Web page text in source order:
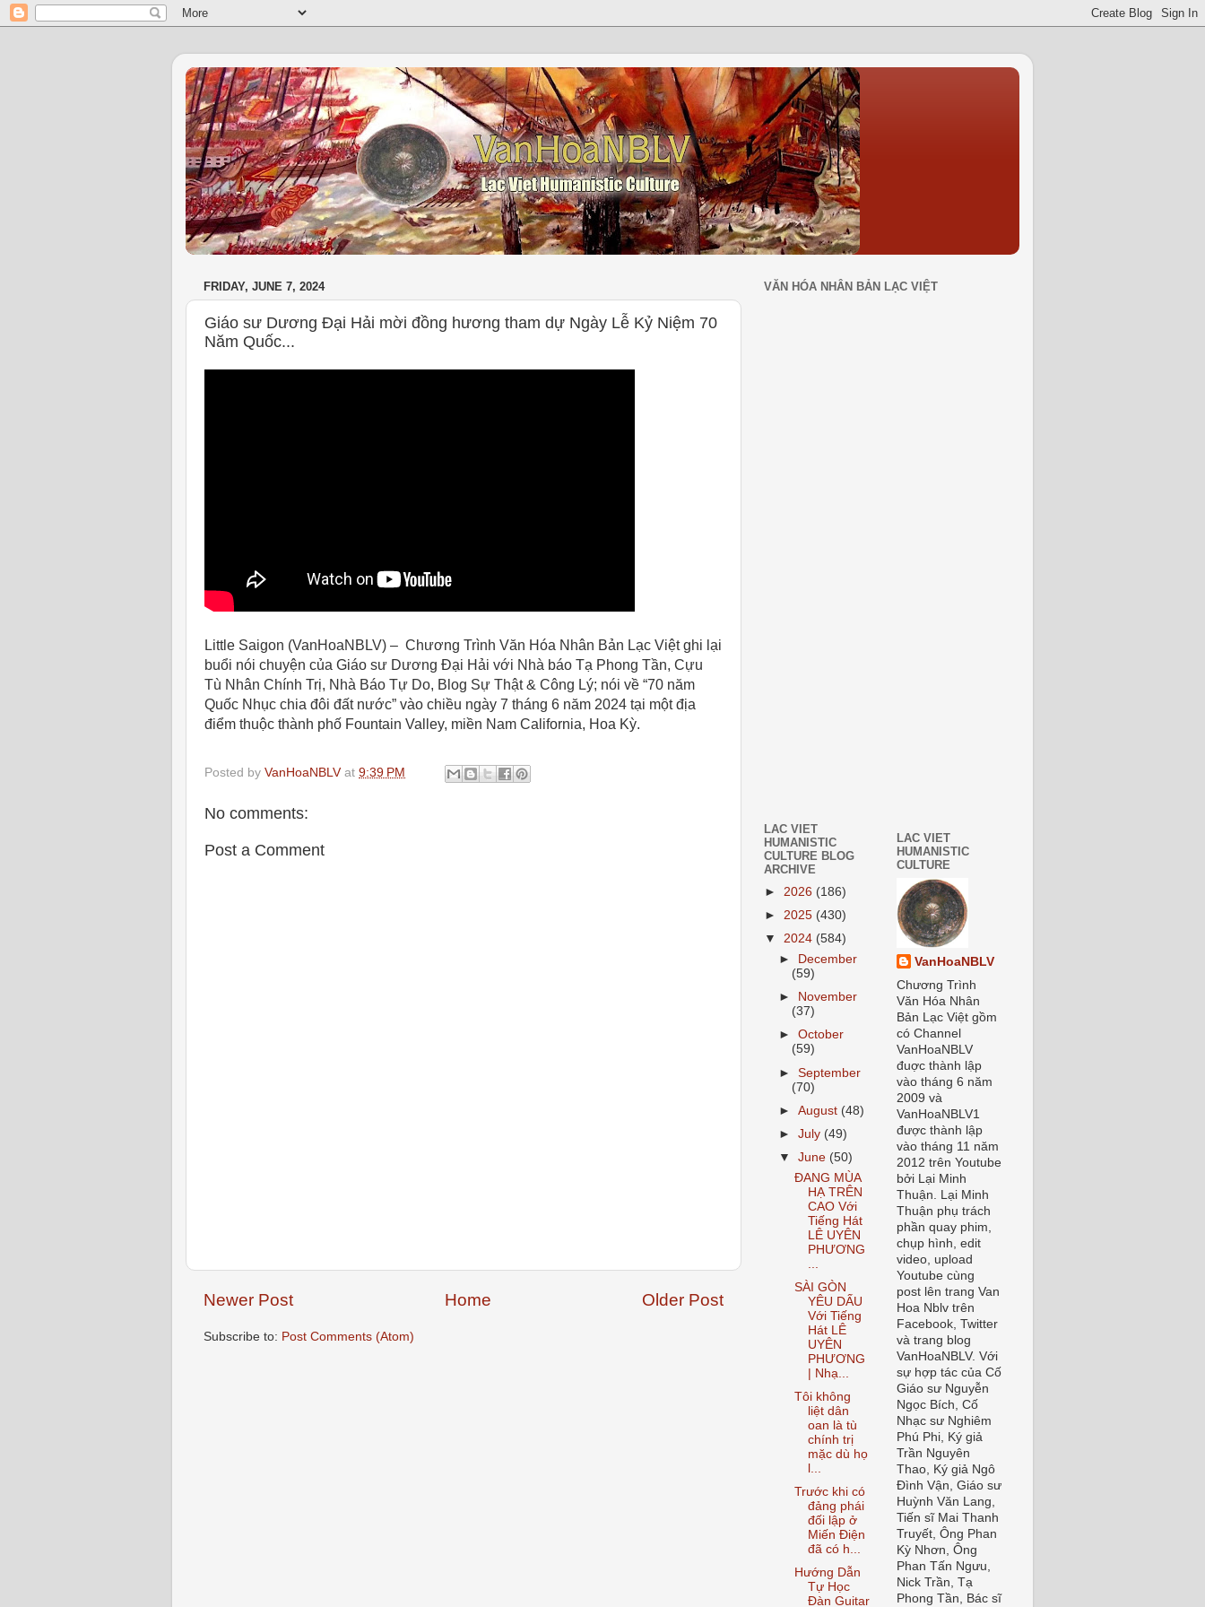
FRIDAY, JUNE 7, 2024
Giáo sư Dương Đại Hải mời đồng hương tham dự Ngày Lễ Kỷ Niệm 70
Năm Quốc...
Little Saigon (VanHoaNBLV) – Chương Trình Văn Hóa Nhân Bản Lạc Việt ghi lại
buổi nói chuyện của Giáo sư Dương Đại Hải với Nhà báo Tạ Phong Tần, Cựu
Tù Nhân Chính Trị, Nhà Báo Tự Do, Blog Sự Thật & Công Lý; nói về “70 năm
Quốc Nhục chia đôi đất nước” vào chiều ngày 7 tháng 6 năm 2024 tại một địa
điểm thuộc thành phố Fountain Valley, miền Nam California, Hoa Kỳ.
Posted by VanHoaNBLV at 9:39 PM
No comments:
Post a Comment
Newer Post Older Post
Home
Subscribe to: Post Comments (Atom)
VĂN HÓA NHÂN BẢN LẠC VIỆT
LAC VIET
HUMANISTIC
CULTURE BLOG
ARCHIVE
► 2026 (186)
► 2025 (430)
▼ 2024 (584)
►
December
(59)
►
November
(37)
►October
(59)
►September
(70)
►August (48)
►July (49)
▼June (50)
ĐANG MÙA
HẠ TRÊN
CAO Với
Tiếng Hát
LÊ UYÊN
PHƯƠNG
SÀI GÒN
YÊU DẤU
Với Tiếng
Hát LÊ
UYÊN
PHƯƠNG
| Nhạ...
Tôi không
liệt dân
oan là tù
chính trị
mặc dù họ
Trước khi có
đảng phái
đối lập ở
Miến Điện
đã có h...
Hướng Dẫn
Tự Học
Đàn Guitar
LAC VIET
HUMANISTIC
CULTURE
VanHoaNBLV
Chương Trình
Văn Hóa Nhân
Bản Lạc Việt gồm
có Channel
VanHoaNBLV
đuợc thành lập
vào tháng 6 năm
2009 và
VanHoaNBLV1
được thành lập
vào tháng 11 năm
2012 trên Youtube
bởi Lại Minh
Thuận. Lại Minh
Thuận phụ trách
phần quay phim,
chụp hình, edit
video, upload
Youtube cùng
post lên trang Van
Hoa Nblv trên
Facebook, Twitter
và trang blog
VanHoaNBLV. Với
sự hợp tác của Cố
Giáo sư Nguyễn
Ngọc Bích, Cố
Nhạc sư Nghiêm
Phú Phi, Ký giả
Trần Nguyên
Thao, Ký giả Ngô
Đình Vận, Giáo sư
Huỳnh Văn Lang,
Tiến sĩ Mai Thanh
Truyết, Ông Phan
Kỳ Nhơn, Ông
Phan Tấn Ngưu,
Nick Trần, Tạ
Phong Tần, Bác sĩ